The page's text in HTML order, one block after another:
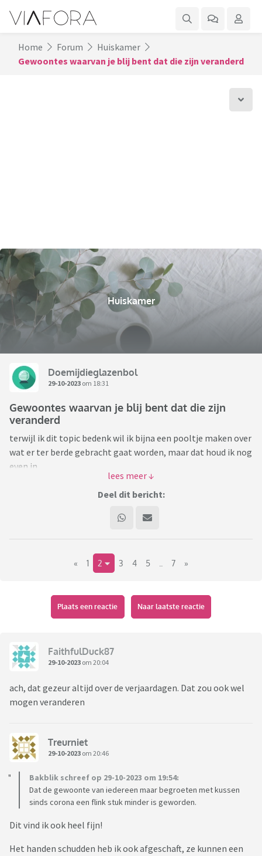
Home Forum
Huiskamer
Gewoontes waarvan je blij bent dat die zijn veranderd
Huiskamer
Doemijdieglazenbol
29-10-2023 om 18:31
Gewoontes waarvan je blij bent dat die zijn
veranderd
terwijl ik dit topic bedenk wil ik bijna een pooltje maken over
wat er ter berde gebracht gaat worden, maar dat houd ik nog
even in.
Van welke gewoontes waarmee je bent opgegroeid, ben je
blij dat ze veranderd zijn?
ik trap af; als kind “moest” ik mijn ooms en tantes zoenen.
Ze zijn met veel. Mijn ouders legden het bij ons en hun
siblings neer. Maar als kind weet je dat je je eigenlijk moet
conformeren aan die zoenen en knuffels.
ik merk dat tegenwoordig de high five bij kinderen meer
default is (in mijn omgeving). En dat vind ik fantastisch! Veel
minder indringend. En het smelt mijn hart toch dat de
een knuffel! ❤️
Deel dit bericht:
« 1 2 3 4 5 7 »
Plaats een reactie Naar laatste reactie
FaithfulDuck87
29-10-2023 om 20:04
ach, dat gezeur altijd over de verjaardagen. Dat zou ook wel
mogen veranderen
Treurniet
29-10-2023 om 20:46
Bakblik schreef op 29-10-2023 om 19:54:
Dat de gewoonte van iedereen maar begroeten met kussen
sinds corona een flink stuk minder is geworden.
Dit vind ik ook heel fijn!
Het handen schudden heb ik ook afgeschaft, ze kunnen een